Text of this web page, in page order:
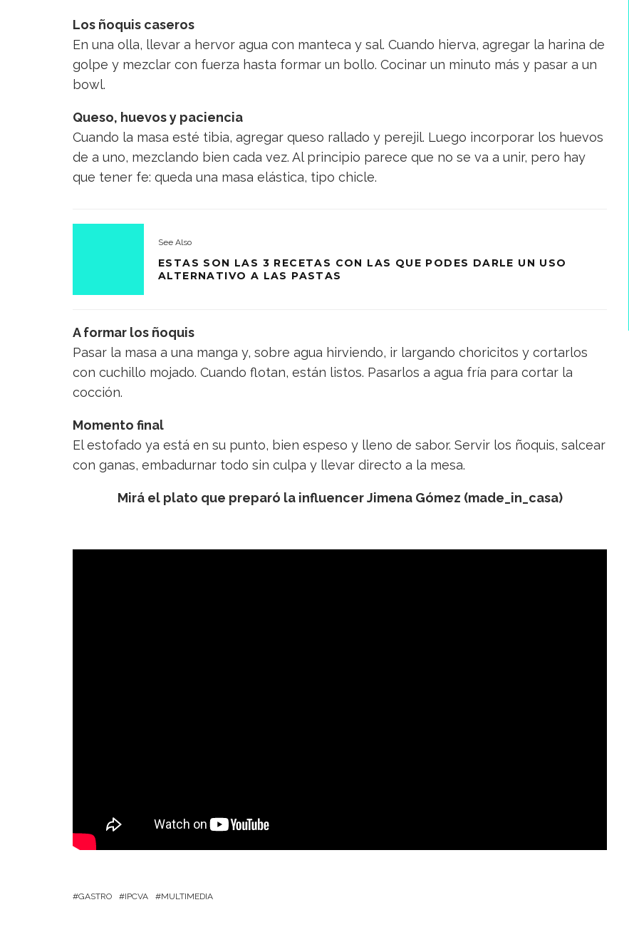
Los ñoquis caseros
En una olla, llevar a hervor agua con manteca y sal. Cuando hierva, agregar la harina de
golpe y mezclar con fuerza hasta formar un bollo. Cocinar un minuto más y pasar a un
bowl.
Queso, huevos y paciencia
Cuando la masa esté tibia, agregar queso rallado y perejil. Luego incorporar los huevos
de a uno, mezclando bien cada vez. Al principio parece que no se va a unir, pero hay
que tener fe: queda una masa elástica, tipo chicle.
See Also
ESTAS SON LAS 3 RECETAS CON LAS QUE PODES DARLE UN USO
ALTERNATIVO A LAS PASTAS
A formar los ñoquis
Pasar la masa a una manga y, sobre agua hirviendo, ir largando choricitos y cortarlos
con cuchillo mojado. Cuando flotan, están listos. Pasarlos a agua fría para cortar la
cocción.
Momento final
El estofado ya está en su punto, bien espeso y lleno de sabor. Servir los ñoquis, salcear
con ganas, embadurnar todo sin culpa y llevar directo a la mesa.
Mirá el plato que preparó la influencer Jimena Gómez (made_in_casa)
GASTRO IPCVA MULTIMEDIA